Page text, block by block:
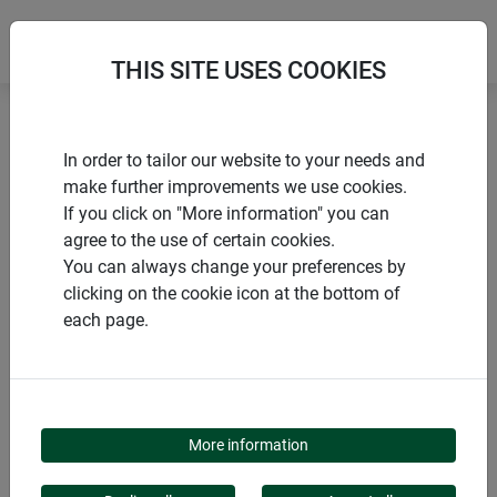
Accueil
Bordures à gazon
Crochet de fixation pour bordure à gazon en rouleau
PRODUITS
CROCHET DE FIXATION
POUR BORDURE À
THIS SITE USES COOKIES
In order to tailor our website to your needs and
make further improvements we use cookies.
If you click on "More information" you can
agree to the use of certain cookies.
You can always change your preferences by
clicking on the cookie icon at the bottom of
each page.
More information